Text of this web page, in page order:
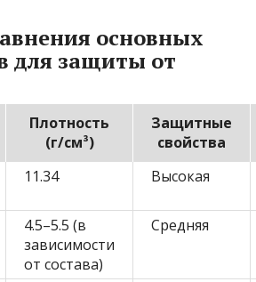
основных
для защиты от
Плотность
(г/см³)
Защитные
свойства
11.34 Высокая
4.5–5.5 (в
зависимости
от состава)
Средняя